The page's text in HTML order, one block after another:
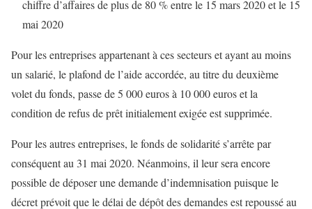
chiffre d’affaires de plus de 80 % entre le 15 mars 2020 et le 15
mai 2020
Pour les entreprises appartenant à ces secteurs et ayant au moins
un salarié, le plafond de l’aide accordée, au titre du deuxième
volet du fonds, passe de 5 000 euros à 10 000 euros et la
condition de refus de prêt initialement exigée est supprimée.
Pour les autres entreprises, le fonds de solidarité s’arrête par
conséquent au 31 mai 2020. Néanmoins, il leur sera encore
possible de déposer une demande d’indemnisation puisque le
décret prévoit que le délai de dépôt des demandes est repoussé au